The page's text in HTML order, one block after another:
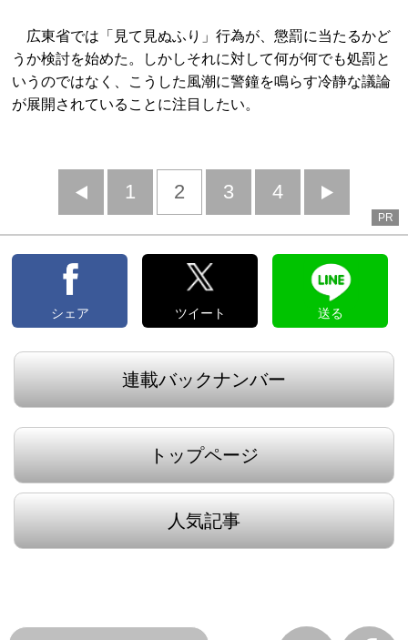
広東省では「見て見ぬふり」行為が、懲罰に当たるかど
うか検討を始めた。しかしそれに対して何が何でも処罰と
いうのではなく、こうした風潮に警鐘を鳴らす冷静な議論
が展開されていることに注目したい。
前
へ
1 2 3 4
へ
PR
シェア ツイート 送る
連載バックナンバー
トップページ
人気記事